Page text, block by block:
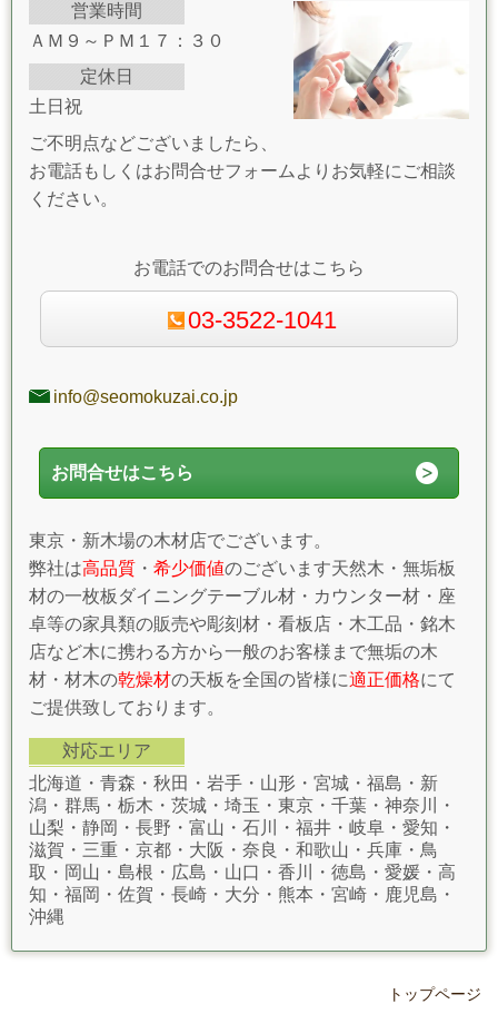
営業時間
ＡＭ９～ＰＭ１７：３０
定休日
土日祝
ご不明点などございましたら、
お電話もしくはお問合せフォームよりお気軽にご相談
ください。
お電話でのお問合せはこちら
03-3522-1041
info@seomokuzai.co.jp
お問合せはこちら
東京・新木場の木材店でございます。
弊社は高品質 ・ 希少価値のございます天然木・無垢板
材の一枚板ダイニングテーブル材・カウンター材・座
卓等の家具類の販売や彫刻材・看板店・木工品・銘木
店など木に携わる方から一般のお客様まで無垢の木
材・材木の乾燥材の天板を全国の皆様に適正価格にて
ご提供致しております。
対応エリア
北海道・青森・秋田・岩手・山形・宮城・福島・新
潟・群馬・栃木・茨城・埼玉・東京・千葉・神奈川・
山梨・静岡・長野・富山・石川・福井・岐阜・愛知・
滋賀・三重・京都・大阪・奈良・和歌山・兵庫・鳥
取・岡山・島根・広島・山口・香川・徳島・愛媛・高
知・福岡・佐賀・長崎・大分・熊本・宮崎・鹿児島・
沖縄
トップページ